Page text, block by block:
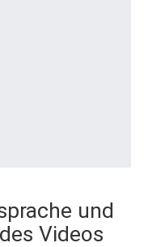
und
Videos